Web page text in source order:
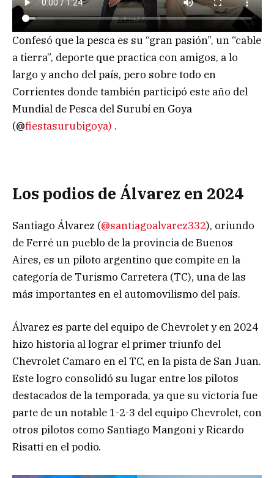
Confesó que la pesca es su “gran pasión”, un “cable
a tierra”, deporte que practica con amigos, a lo
largo y ancho del país, pero sobre todo en
Corrientes donde también participó este año del
Mundial de Pesca del Surubí en Goya
(@fiestasurubigoya) .
Los podios de Álvarez en 2024
Santiago Álvarez (@santiagoalvarez332), oriundo
de Ferré un pueblo de la provincia de Buenos
Aires, es un piloto argentino que compite en la
categoría de Turismo Carretera (TC), una de las
más importantes en el automovilismo del país.
Álvarez es parte del equipo de Chevrolet y en 2024
hizo historia al lograr el primer triunfo del
Chevrolet Camaro en el TC, en la pista de San Juan.
Este logro consolidó su lugar entre los pilotos
destacados de la temporada, ya que su victoria fue
parte de un notable 1-2-3 del equipo Chevrolet, con
otros pilotos como Santiago Mangoni y Ricardo
Risatti en el podio.